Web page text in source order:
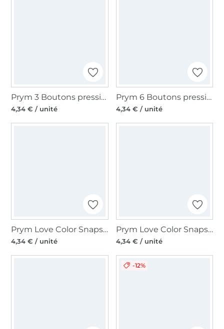
Prym 3 Boutons pression à coudre 21 mm rosédoré
4,34 € / unité
Prym 6 Boutons pression à coudre 15 mm rosédoré
4,34 € / unité
Prym Love Color Snaps Mini Boutons pression, jaune clair
4,34 € / unité
Prym Love Color Snaps Mini Boutons pression, bleu clair
4,34 € / unité
-12%